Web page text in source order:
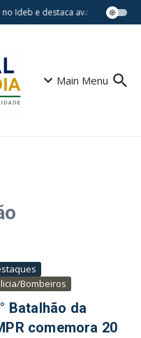
Ideb e destaca avanços em
Main Menu
Bombeiros
Batalhão da
comemora 20